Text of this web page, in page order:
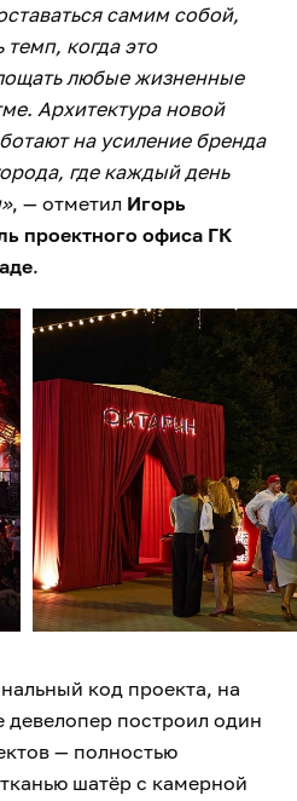
самим собой,
темп, когда это
любые жизненные
Архитектура новой
на усиление бренда
где каждый день
, — отметил Игорь
проектного офиса ГК
.
код проекта, на
построил один
— полностью
шатёр с камерной